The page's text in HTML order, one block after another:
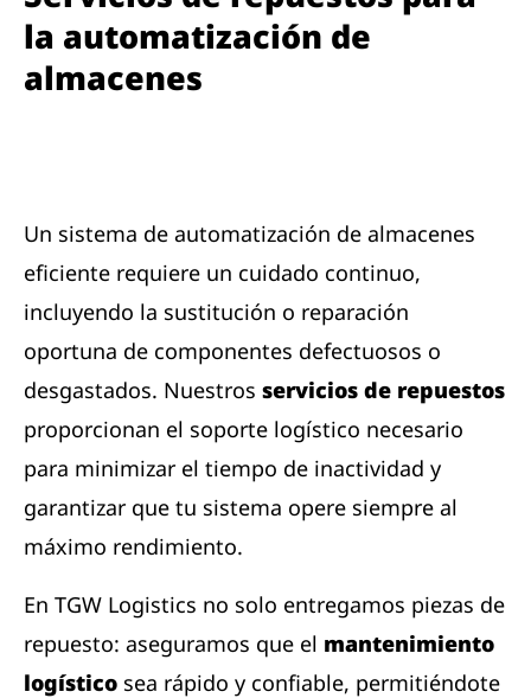
la automatización de
almacenes
Un sistema de automatización de almacenes
eficiente requiere un cuidado continuo,
incluyendo la sustitución o reparación
oportuna de componentes defectuosos o
desgastados. Nuestros servicios de repuestos
proporcionan el soporte logístico necesario
para minimizar el tiempo de inactividad y
garantizar que tu sistema opere siempre al
máximo rendimiento.
En TGW Logistics no solo entregamos piezas de
repuesto: aseguramos que el mantenimiento
logístico sea rápido y confiable, permitiéndote